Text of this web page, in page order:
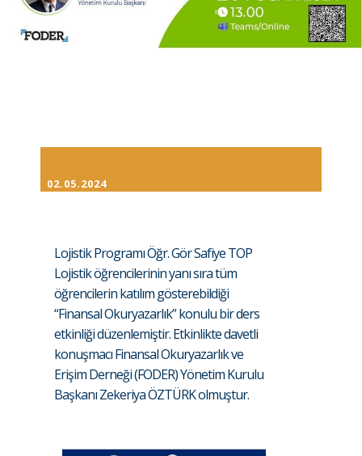
02.05.2024
Lojistik Programı Öğr. Gör Safiye TOP
Lojistik öğrencilerinin yanı sıra tüm
öğrencilerin katılım gösterebildiği
“Finansal Okuryazarlık” konulu bir ders
etkinliği düzenlemiştir. Etkinlikte davetli
konuşmacı Finansal Okuryazarlık ve
Erişim Derneği (FODER) Yönetim Kurulu
Başkanı Zekeriya ÖZTÜRK olmuştur.